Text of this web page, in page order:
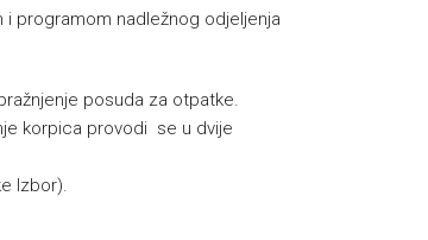
i programom nadležnog odjeljenja
posuda za otpatke.
korpica provodi se u dvije
Izbor).